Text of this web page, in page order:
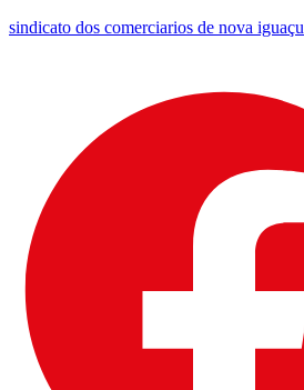
sindicato dos comerciarios de nova iguaçu